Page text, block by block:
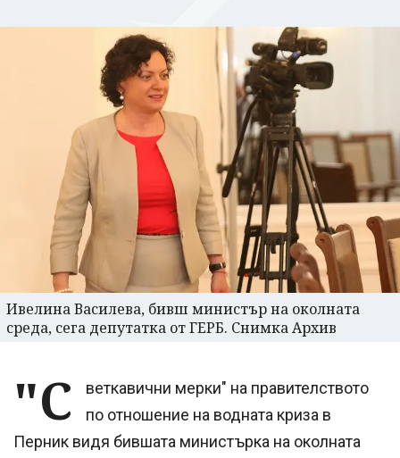
Ивелина Василева, бивш министър на околната
среда, сега депутатка от ГЕРБ. Снимка Архив
"С
веткавични мерки" на правителството
по отношение на водната криза в
Перник видя бившата министърка на околната